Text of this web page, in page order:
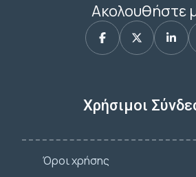
Ακολουθήστε
Χρήσιμοι
Όροι χρήσης